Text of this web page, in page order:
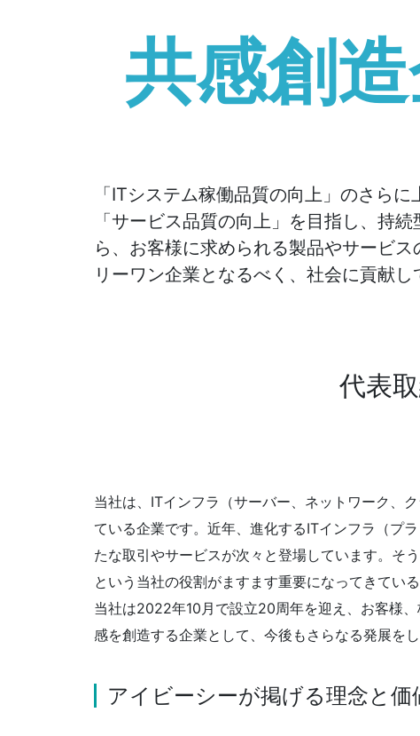
共感創
「ITシステム稼働品質の向上」のさら
「サービス品質の向上」を目指し、持
ら、お客様に求められる製品やサービ
リーワン企業となるべく、社会に貢献し
代表
当社は、ITインフラ（サーバー、ネットワーク、
ている企業です。近年、進化するITインフラ（プ
たな取引やサービスが次々と登場しています。そ
という当社の役割がますます重要になってきている
当社は2022年10月で設立20周年を迎え、お客様
感を創造する企業として、今後もさらなる発展をし
アイビーシーが掲げる理念と価